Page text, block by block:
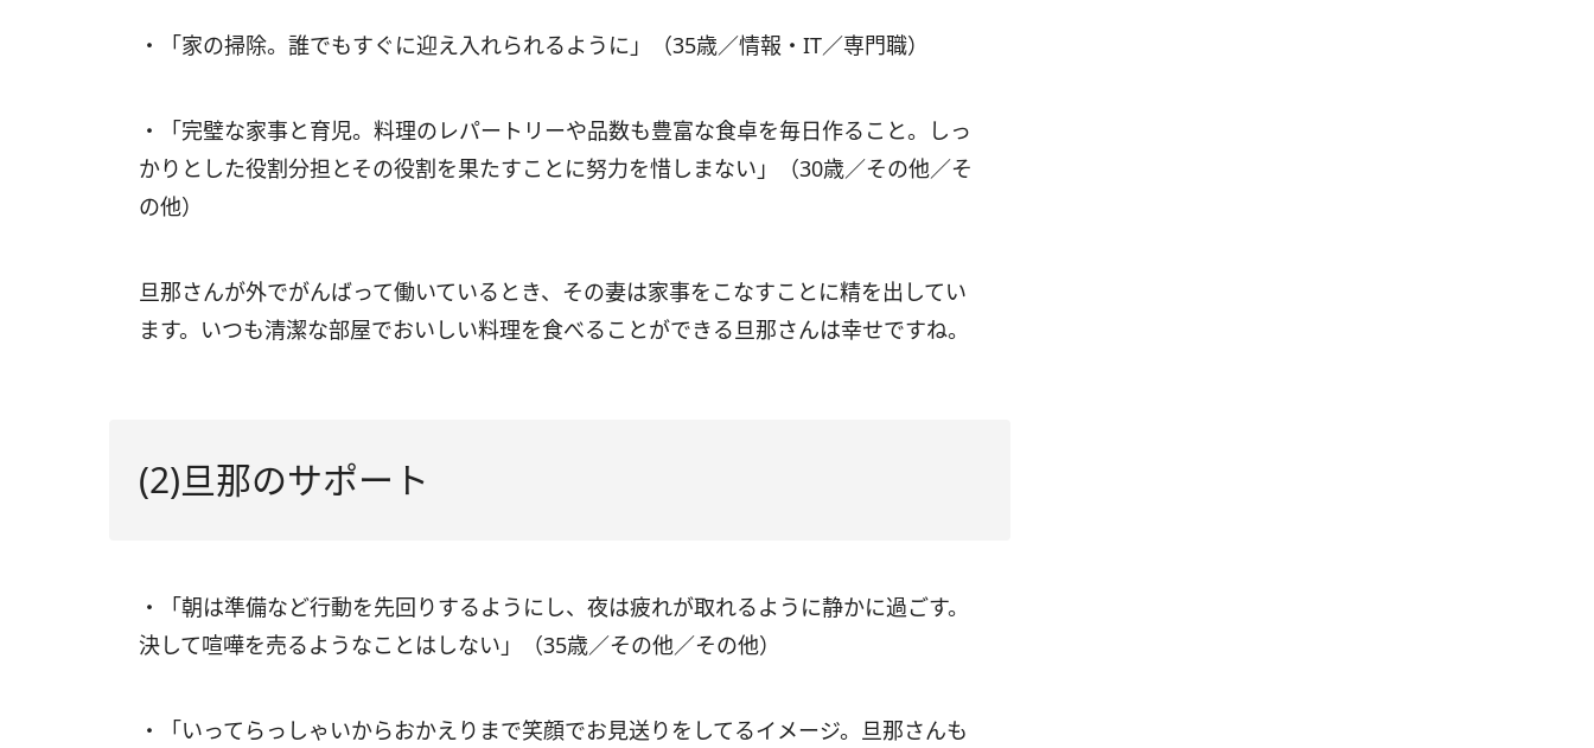
・「家の掃除。誰でもすぐに迎え入れられるように」（35歳／情報・IT／専門職）
・「完璧な家事と育児。料理のレパートリーや品数も豊富な食卓を毎日作ること。しっ
かりとした役割分担とその役割を果たすことに努力を惜しまない」（30歳／その他／そ
の他）
旦那さんが外でがんばって働いているとき、その妻は家事をこなすことに精を出してい
ます。いつも清潔な部屋でおいしい料理を食べることができる旦那さんは幸せですね。
(2)旦那のサポート
・「朝は準備など行動を先回りするようにし、夜は疲れが取れるように静かに過ごす。
決して喧嘩を売るようなことはしない」（35歳／その他／その他）
・「いってらっしゃいからおかえりまで笑顔でお見送りをしてるイメージ。旦那さんも